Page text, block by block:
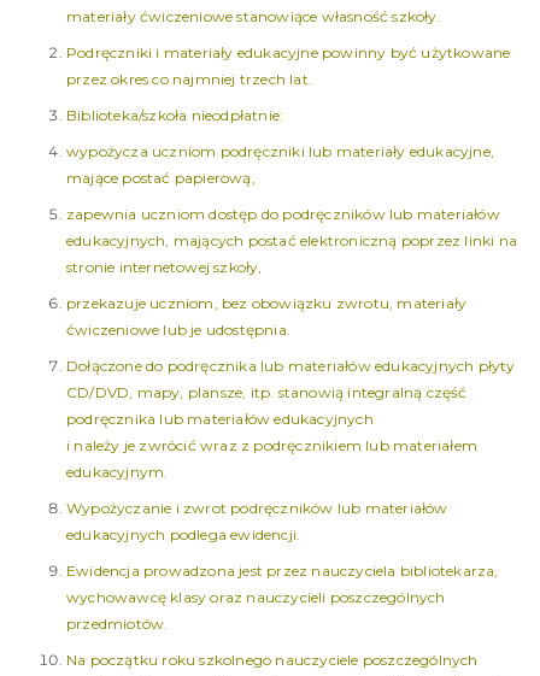
materiały ćwiczeniowe stanowiące własność szkoły.
Podręczniki i materiały edukacyjne powinny być użytkowane
przez okres co najmniej trzech lat.
Biblioteka/szkoła nieodpłatnie:
wypożycza uczniom podręczniki lub materiały edukacyjne,
mające postać papierową,
zapewnia uczniom dostęp do podręczników lub materiałów
edukacyjnych, mających postać elektroniczną poprzez linki na
stronie internetowej szkoły,
przekazuje uczniom, bez obowiązku zwrotu, materiały
ćwiczeniowe lub je udostępnia.
Dołączone do podręcznika lub materiałów edukacyjnych płyty
CD/DVD, mapy, plansze, itp. stanowią integralną część
podręcznika lub materiałów edukacyjnych
i należy je zwrócić wraz z podręcznikiem lub materiałem
edukacyjnym.
Wypożyczanie i zwrot podręczników lub materiałów
edukacyjnych podlega ewidencji.
Ewidencja prowadzona jest przez nauczyciela bibliotekarza,
wychowawcę klasy oraz nauczycieli poszczególnych
przedmiotów.
Na początku roku szkolnego nauczyciele poszczególnych